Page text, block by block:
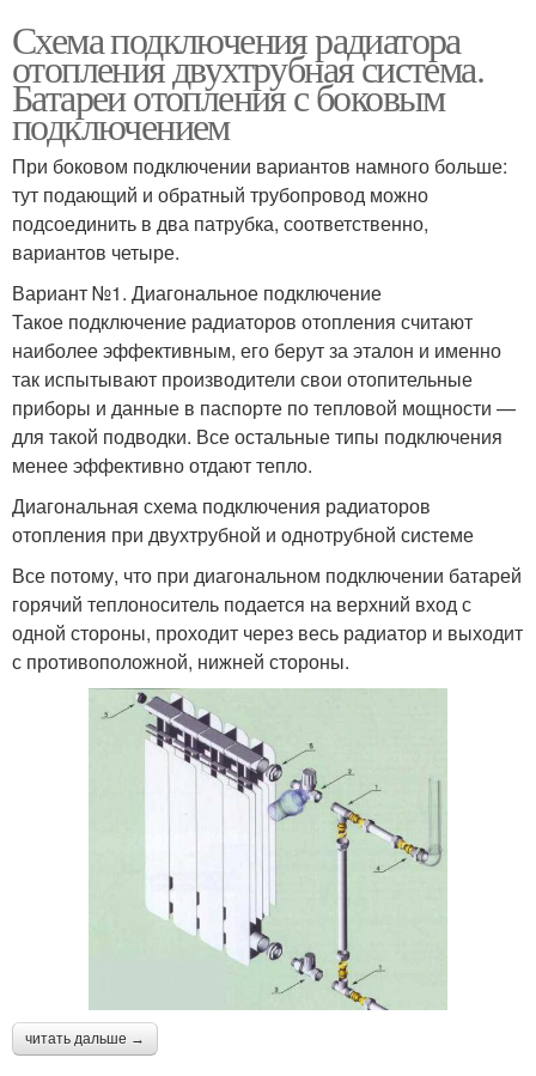
Схема подключения радиатора
отопления двухтрубная система.
Батареи отопления с боковым
подключением
При боковом подключении вариантов намного больше:
тут подающий и обратный трубопровод можно
подсоединить в два патрубка, соответственно,
вариантов четыре.
Вариант №1. Диагональное подключение
Такое подключение радиаторов отопления считают
наиболее эффективным, его берут за эталон и именно
так испытывают производители свои отопительные
приборы и данные в паспорте по тепловой мощности —
для такой подводки. Все остальные типы подключения
менее эффективно отдают тепло.
Диагональная схема подключения радиаторов
отопления при двухтрубной и однотрубной системе
Все потому, что при диагональном подключении батарей
горячий теплоноситель подается на верхний вход с
одной стороны, проходит через весь радиатор и выходит
с противоположной, нижней стороны.
читать дальше →